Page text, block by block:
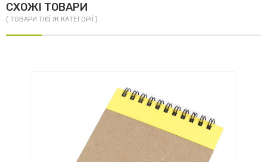
СХОЖІ ТОВАРИ
( ТОВАРИ ТІЄЇ Ж КАТЕГОРІЇ )